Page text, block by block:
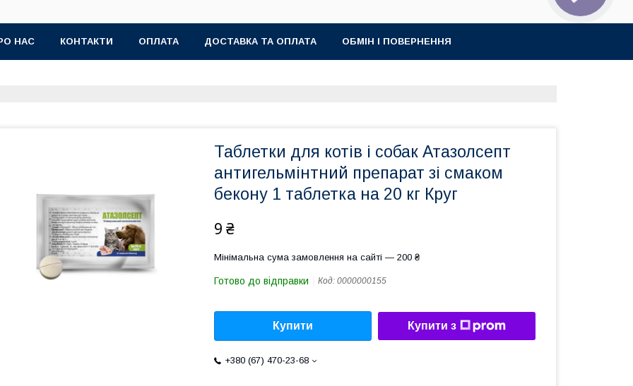
НАС КОНТАКТИ ОПЛАТА ДОСТАВКА ТА ОПЛАТА ОБМІН І ПОВЕРНЕННЯ
Таблетки для котів і собак Атазолсепт
антигельмінтний препарат зі смаком
бекону 1 таблетка на 20 кг Круг
9 ₴
Мінімальна сума замовлення на сайті — 200 ₴
Готово до відправки Код: 0000000155
Купити Купити з
+380 (67) 470-23-68